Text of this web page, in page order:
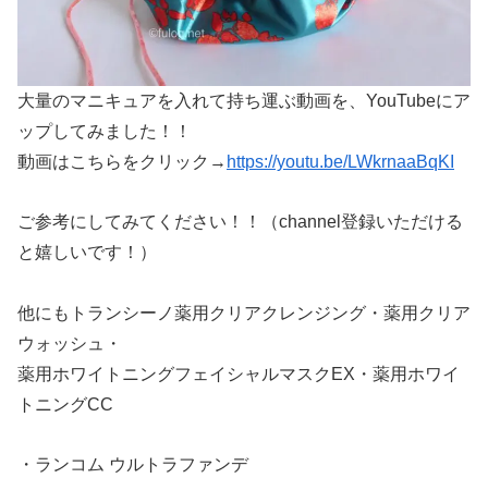
大量のマニキュアを入れて持ち運ぶ動画を、YouTubeにア
ップしてみました！！
動画はこちらをクリック→ https://youtu.be/LWkrnaaBqKI
ご参考にしてみてください！！（channel登録いただける
と嬉しいです！）
他にもトランシーノ薬用クリアクレンジング・薬用クリア
ウォッシュ・
薬用ホワイトニングフェイシャルマスクEX・薬用ホワイ
トニングCC
・ランコム ウルトラファンデ